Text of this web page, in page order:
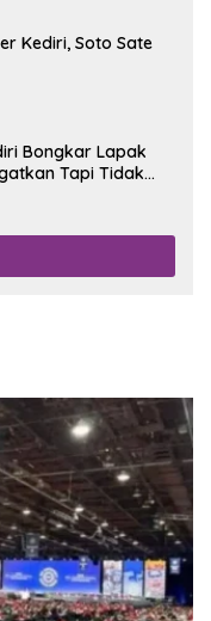
Kediri, Soto Sate
Bongkar Lapak
Tapi Tidak